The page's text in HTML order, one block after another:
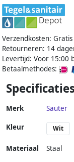
Verzendkosten:
Retourneren: 14
Levertijd: Voor 15:00
Betaalmethodes:
Merk Sauter
Kleur Wit
Materiaal Staal